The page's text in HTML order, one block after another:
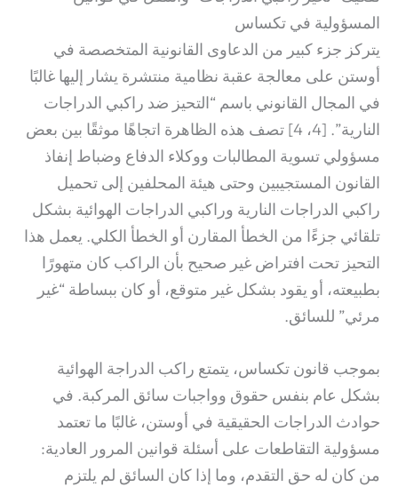
المسؤولية في تكساس
يتركز جزء كبير من الدعاوى القانونية المتخصصة في
أوستن على معالجة عقبة نظامية منتشرة يشار إليها غالبًا
في المجال القانوني باسم “التحيز ضد راكبي الدراجات
النارية”. [4، 4] تصف هذه الظاهرة اتجاهًا موثقًا بين بعض
مسؤولي تسوية المطالبات ووكلاء الدفاع وضباط إنفاذ
القانون المستجيبين وحتى هيئة المحلفين إلى تحميل
راكبي الدراجات النارية وراكبي الدراجات الهوائية بشكل
تلقائي جزءًا من الخطأ المقارن أو الخطأ الكلي. يعمل هذا
التحيز تحت افتراض غير صحيح بأن الراكب كان متهورًا
بطبيعته، أو يقود بشكل غير متوقع، أو كان ببساطة “غير
مرئي” للسائق.
بموجب قانون تكساس، يتمتع راكب الدراجة الهوائية
بشكل عام بنفس حقوق وواجبات سائق المركبة. في
حوادث الدراجات الحقيقية في أوستن، غالبًا ما تعتمد
مسؤولية التقاطعات على أسئلة قوانين المرور العادية:
من كان له حق التقدم، وما إذا كان السائق لم يلتزم